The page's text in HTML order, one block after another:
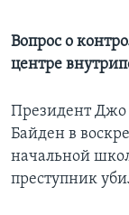
Вопрос о
центре
Президент Джо
Байден в
начальной
преступник